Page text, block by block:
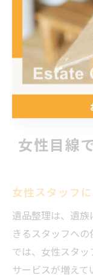
任せやすい環境が
また、片付けの
も注意が必要で
情報の適切な取
のリスクを最小
女性目線
女性スタッフ
遺品整理は、遺
きるスタッフへ
では、女性スタ
サービスが増え